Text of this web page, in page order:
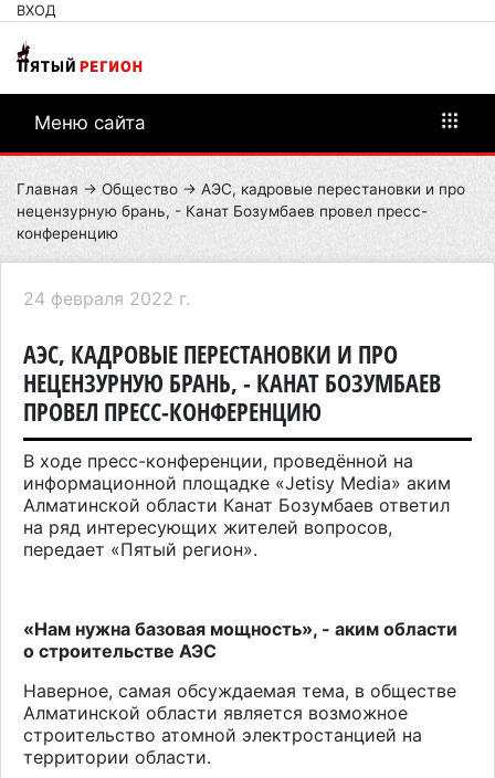
ВХОД
Меню сайта
Главная → Общество → АЭС, кадровые перестановки и про
нецензурную брань, - Канат Бозумбаев провел пресс-
конференцию
24 февраля 2022 г.
АЭС, КАДРОВЫЕ ПЕРЕСТАНОВКИ И ПРО
НЕЦЕНЗУРНУЮ БРАНЬ, - КАНАТ БОЗУМБАЕВ
ПРОВЕЛ ПРЕСС-КОНФЕРЕНЦИЮ
В ходе пресс-конференции, проведённой на
информационной площадке «Jetisy Media» аким
Алматинской области Канат Бозумбаев ответил
на ряд интересующих жителей вопросов,
передает «Пятый регион».
«Нам нужна базовая мощность», - аким области
о строительстве АЭС
Наверное, самая обсуждаемая тема, в обществе
Алматинской области является возможное
строительство атомной электростанцией на
территории области.